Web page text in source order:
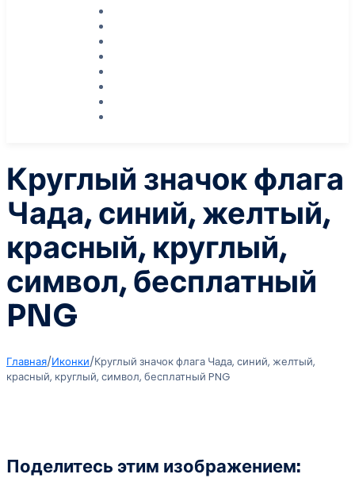
Круглый значок флага
Чада, синий, желтый,
красный, круглый,
символ, бесплатный
PNG
Главная/Иконки/Круглый значок флага Чада, синий, желтый,
красный, круглый, символ, бесплатный PNG
Поделитесь этим изображением: